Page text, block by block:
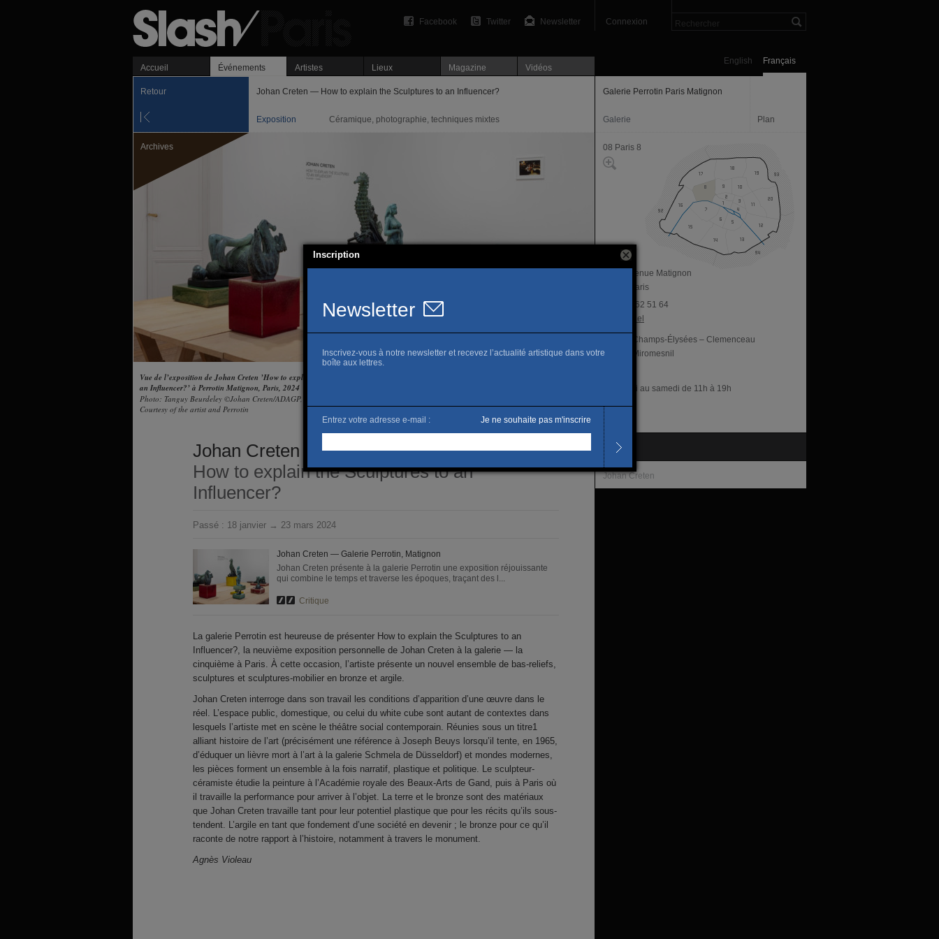
Connexion
Newsletter
Twitter
Facebook
Français
English
Accueil Événements Artistes Lieux Magazine Vidéos
Retour Johan Creten — How to explain the Sculptures to an Influencer?
Exposition Céramique, photographie, techniques mixtes
Archives
Vue de l’exposition de Johan Creten ’How to explain the Sculptures to
an Influencer?’ à Perrotin Matignon, Paris, 2024
Photo: Tanguy Beurdeley ©Johan Creten/ADAGP, Paris, 2024.
Courtesy of the artist and Perrotin
Johan Creten
How to explain the Sculptures to an
Influencer?
Passé : 18 janvier → 23 mars 2024
Johan Creten — Galerie Perrotin, Matignon
Johan Creten présente à la galerie Perrotin une exposition réjouissante
qui combine le temps et traverse les époques, traçant des l...
Critique
La galerie Perrotin est heureuse de présenter How to explain the Sculptures to an
Influencer?, la neuvième exposition personnelle de Johan Creten à la galerie — la
cinquième à Paris. À cette occasion, l’artiste présente un nouvel ensemble de bas-reliefs,
sculptures et sculptures-mobilier en bronze et argile.
Johan Creten interroge dans son travail les conditions d’apparition d’une œuvre dans le
réel. L’espace public, domestique, ou celui du white cube sont autant de contextes dans
lesquels l’artiste met en scène le théâtre social contemporain. Réunies sous un titre1
alliant histoire de l’art (précisément une référence à Joseph Beuys lorsqu’il tente, en 1965,
d’éduquer un lièvre mort à l’art à la galerie Schmela de Düsseldorf) et mondes modernes,
les pièces forment un ensemble à la fois narratif, plastique et politique. Le sculpteur-
céramiste étudie la peinture à l’Académie royale des Beaux-Arts de Gand, puis à Paris où
il travaille la performance pour arriver à l’objet. La terre et le bronze sont des matériaux
que Johan Creten travaille tant pour leur potentiel plastique que pour les récits qu’ils sous-
tendent. L’argile en tant que fondement d’une société en devenir ; le bronze pour ce qu’il
raconte de notre rapport à l’histoire, notamment à travers le monument.
Agnès Violeau
Galerie Perrotin Paris Matignon
Galerie Plan
08 Paris 8
2 bis, avenue Matignon
75008 Paris
T. 01 83 62 51 64
Site officiel
Champs-Élysées – Clemenceau
Miromesnil
Du mardi au samedi de 11h à 19h
L’artiste
Johan Creten
Inscription